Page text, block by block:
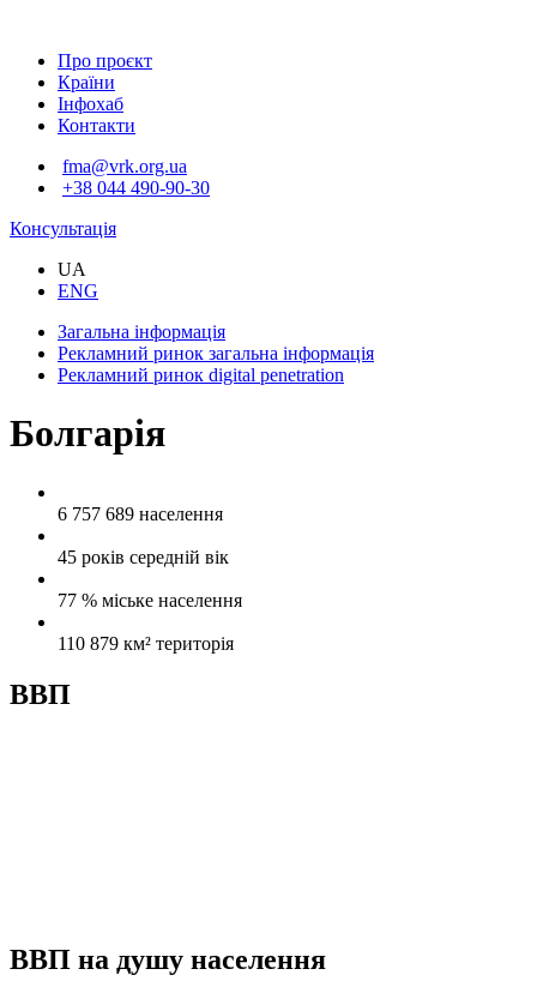
Про проєкт
Країни
Інфохаб
Контакти
fma@vrk.org.ua
+38 044 490-90-30
Консультація
UA
ENG
Загальна інформація
Рекламний ринок загальна інформація
Рекламний ринок digital penetration
Болгарія
6 757 689 населення
45 років середній вік
77 % міське населення
110 879 км² територія
ВВП
ВВП на душу населення